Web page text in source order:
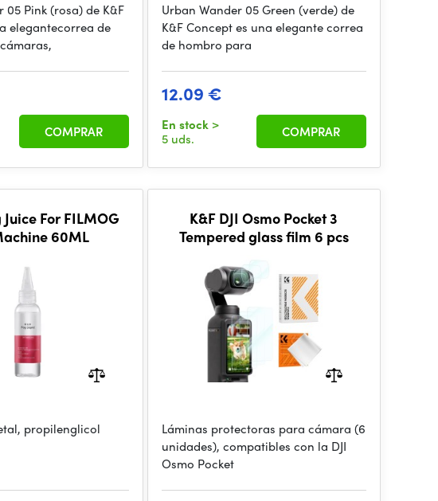
05 Pink (rosa) de K&F
elegantecorrea de
COMPRAR
Urban Wander 05 Green (verde) de
K&F Concept es una elegante correa
de hombro para
12.09 €
En stock >
5 uds.
COMPRAR
For FILMOG
60ML
propilenglicol
K&F DJI Osmo Pocket 3
Tempered glass film 6 pcs
Láminas protectoras para cámara (6
unidades), compatibles con la DJI
Osmo Pocket